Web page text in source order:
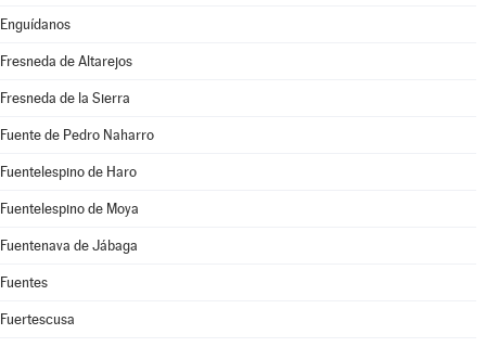
Enguídanos
Fresneda de Altarejos
Fresneda de la Sierra
Fuente de Pedro Naharro
Fuentelespino de Haro
Fuentelespino de Moya
Fuentenava de Jábaga
Fuentes
Fuertescusa